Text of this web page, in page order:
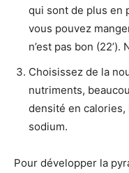
qui sont de plus en
vous pouvez
n’est pas bon
Choisissez de la
nutriments,
densité en calories,
sodium.
Pour développer la